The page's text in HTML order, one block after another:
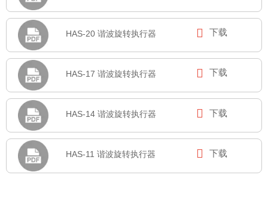
HAS-20 谐波旋转执行器  下载
HAS-17 谐波旋转执行器  下载
HAS-14 谐波旋转执行器  下载
HAS-11 谐波旋转执行器  下载